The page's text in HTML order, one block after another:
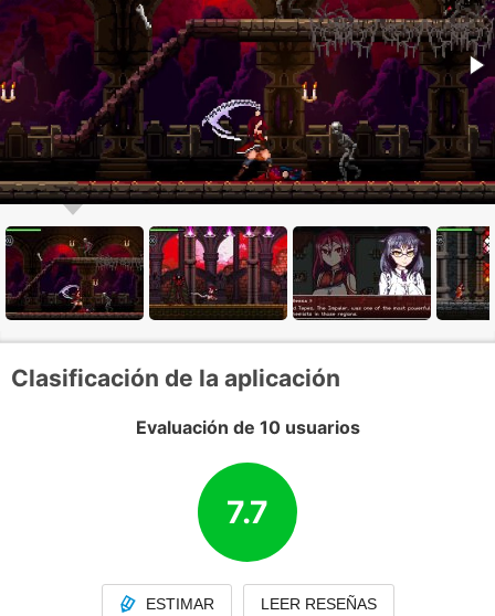
Clasificación de la aplicación
Evaluación de 10 usuarios
7.7
ESTIMAR LEER RESEÑAS